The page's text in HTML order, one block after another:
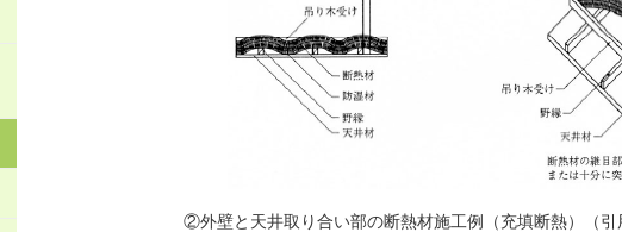
②外壁と天井取り合い部の断熱材施工例（充填断熱）（引